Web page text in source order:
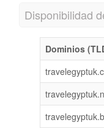
Disponibilidad
Dominios